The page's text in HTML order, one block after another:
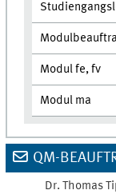
Modul fe, fv
Modul ma
QM-
Dr. Thomas